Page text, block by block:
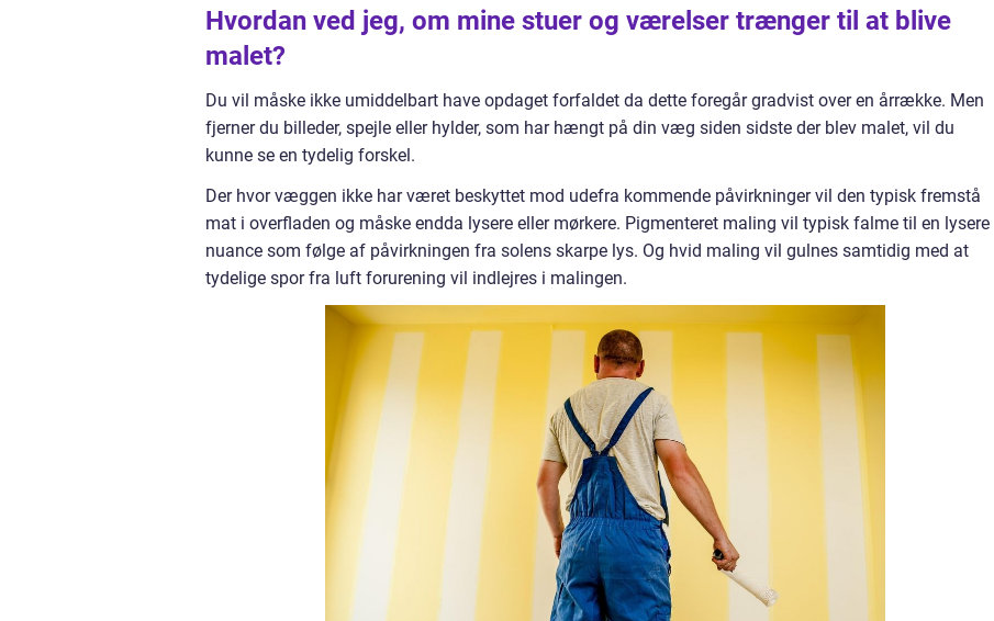
Hvordan ved jeg, om mine stuer og værelser trænger til at blive
malet?
Du vil måske ikke umiddelbart have opdaget forfaldet da dette foregår gradvist over en årrække. Men
fjerner du billeder, spejle eller hylder, som har hængt på din væg siden sidste der blev malet, vil du
kunne se en tydelig forskel.
Der hvor væggen ikke har været beskyttet mod udefra kommende påvirkninger vil den typisk fremstå
mat i overfladen og måske endda lysere eller mørkere. Pigmenteret maling vil typisk falme til en lysere
nuance som følge af påvirkningen fra solens skarpe lys. Og hvid maling vil gulnes samtidig med at
tydelige spor fra luft forurening vil indlejres i malingen.